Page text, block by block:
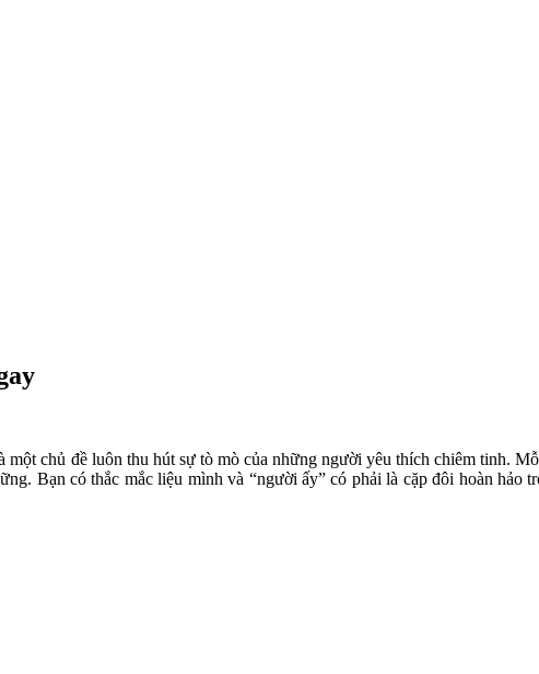
chủ đề luôn thu hút sự tò mò của những người yêu thích chiêm tinh.
Bạn có thắc mắc liệu mình và “người ấy” có phải là cặp đôi hoàn hảo